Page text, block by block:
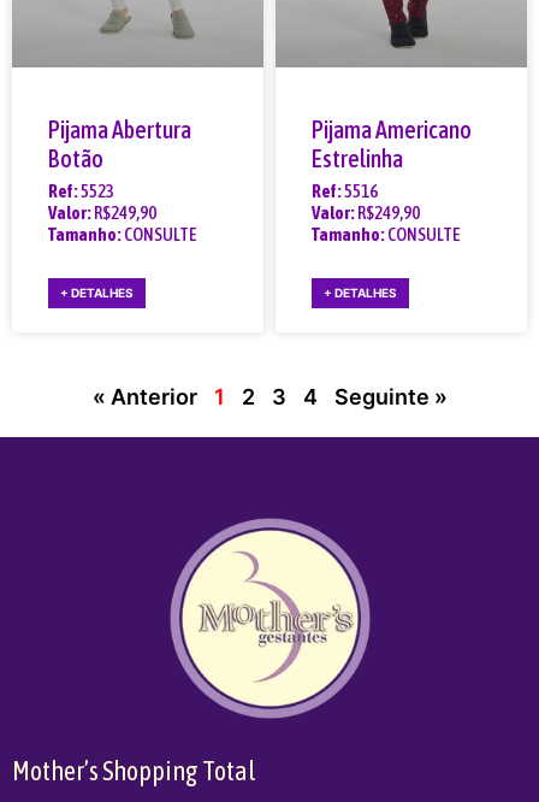
Pijama Abertura
Botão
Ref:5523
Valor:R$249,90
Tamanho:CONSULTE
+ DETALHES
Pijama Americano
Estrelinha
Ref:5516
Valor:R$249,90
Tamanho:CONSULTE
+ DETALHES
« Anterior 1 2 3 4 Seguinte »
Mother’s Shopping Total